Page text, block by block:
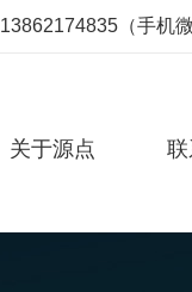
（手机微
关于源点 联